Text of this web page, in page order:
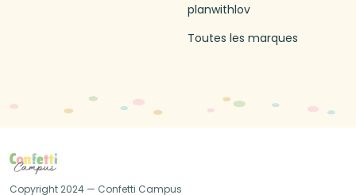
planwithlov
Toutes les marques
Copyright 2024 — Confetti Campus